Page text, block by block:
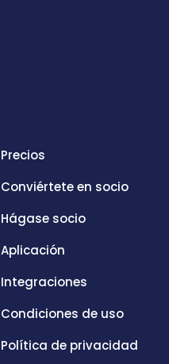
Precios
Conviértete en socio
Hágase socio
Aplicación
Integraciones
Condiciones de uso
Política de privacidad